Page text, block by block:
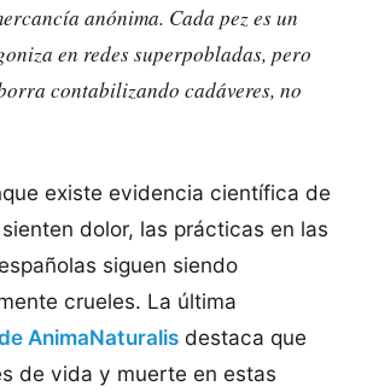
anónima. Cada pez es un
en redes superpobladas, pero
contabilizando cadáveres, no
existe evidencia científica de
dolor, las prácticas en las
siguen siendo
crueles. La última
AnimaNaturalisdestaca que
de vida y muerte en estas